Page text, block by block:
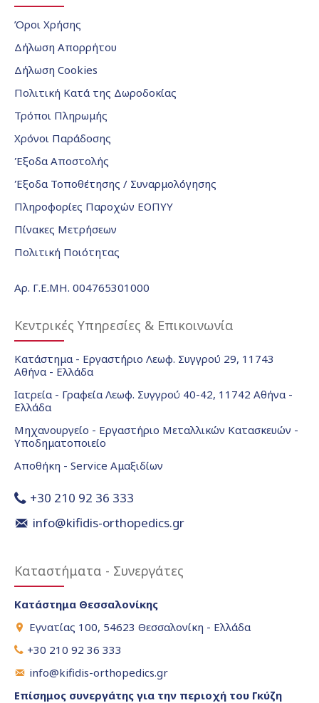
Όροι Χρήσης
Δήλωση Απορρήτου
Δήλωση Cookies
Πολιτική Κατά της Δωροδοκίας
Τρόποι Πληρωμής
Χρόνοι Παράδοσης
Έξοδα Αποστολής
Έξοδα Τοποθέτησης / Συναρμολόγησης
Πληροφορίες Παροχών ΕΟΠΥΥ
Πίνακες Μετρήσεων
Πολιτική Ποιότητας
Αρ. Γ.Ε.ΜΗ. 004765301000
Κεντρικές Υπηρεσίες & Επικοινωνία
Κατάστημα - Εργαστήριο Λεωφ. Συγγρού 29, 11743
Αθήνα - Ελλάδα
Ιατρεία - Γραφεία Λεωφ. Συγγρού 40-42, 11742 Αθήνα -
Ελλάδα
Μηχανουργείο - Εργαστήριο Μεταλλικών Κατασκευών -
Υποδηματοποιείο
Αποθήκη - Service Αμαξιδίων
+30 210 92 36 333
info@kifidis-orthopedics.gr
Καταστήματα - Συνεργάτες
Κατάστημα Θεσσαλονίκης
Εγνατίας 100, 54623 Θεσσαλονίκη - Ελλάδα
+30 210 92 36 333
info@kifidis-orthopedics.gr
Επίσημος συνεργάτης για την περιοχή του Γκύζη